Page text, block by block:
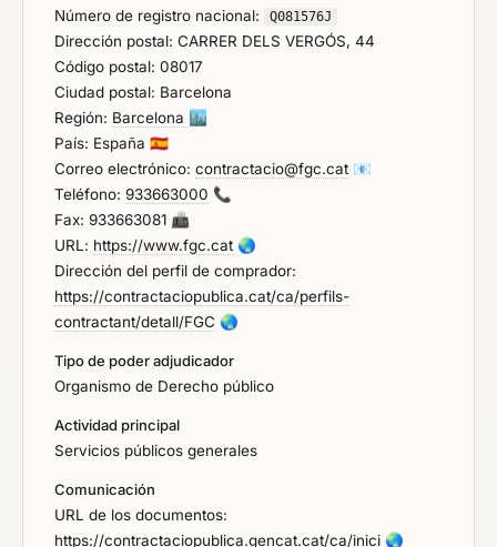
Número de registro nacional: Q081576J
Dirección postal: CARRER DELS VERGÓS, 44
Código postal: 08017
Ciudad postal: Barcelona
Región: Barcelona 🏙️
País: España 🇪🇸
Correo electrónico: contractacio@fgc.cat 📧
Teléfono: 933663000 📞
Fax: 933663081 📠
URL: https://www.fgc.cat 🌏
Dirección del perfil de comprador:
https://contractaciopublica.cat/ca/perfils-
contractant/detall/FGC 🌏
Tipo de poder adjudicador
Organismo de Derecho público
Actividad principal
Servicios públicos generales
Comunicación
URL de los documentos:
https://contractaciopublica.gencat.cat/ca/inici 🌏